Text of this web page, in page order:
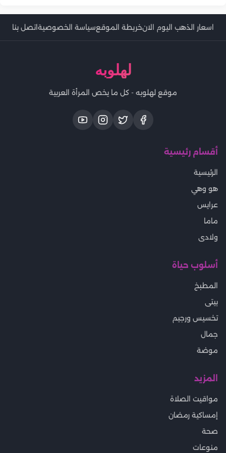
اسعار الذهب اليوم الانخريطة الموقعسياسة الخصوصيةاتصل بنا
لهلوبه
موقع لهلوبه - كل ما يخص المرأة العربية
أقسام رئيسية
الرئيسية
هو وهي
عرايس
ماما
ولادى
أسلوب حياة
المطبخ
بيتى
تخسيس ورجيم
جمال
موضة
المزيد
مواقيت الصلاة
إمساكية رمضان
صحة
منوعات